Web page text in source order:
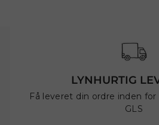
LYNHURTIG
Få leveret din ordre inden
GLS